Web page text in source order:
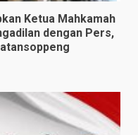
Ketua Mahkamah
dengan Pers,